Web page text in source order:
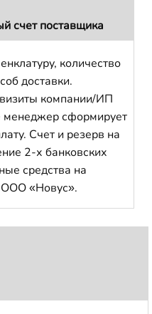
счет поставщика
количество
доставки.
компании/ИП
сформирует
Счет и резерв на
2-х банковских
средства на
ООО «Новус».